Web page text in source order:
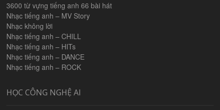
3600 từ vựng tiếng anh 66 bài hát
Nhạc tiếng anh – MV Story
Nhạc không lời
Nhạc tiếng anh – CHILL
Nhạc tiếng anh – HITs
Nhạc tiếng anh – DANCE
Nhạc tiếng anh – ROCK
HỌC CÔNG NGHỆ AI